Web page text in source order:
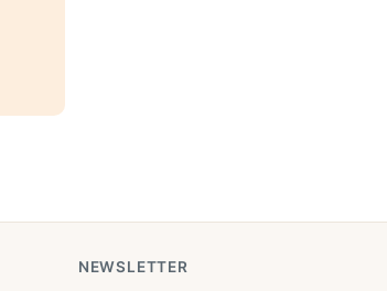
NEWSLETTER